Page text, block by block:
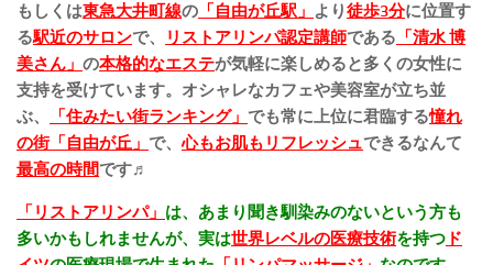
もしくは東急大井町線の 「自由が丘駅」 より徒歩3分に位置す
る駅近のサロンで、 リストアリンパ認定講師である 「清水 博
美さん」 の本格的なエステが気軽に楽しめると多くの女性に
支持を受けています。 オシャレなカフェや美容室が立ち並
ぶ、
「住みたい街ランキング」 でも常に上位に君臨する憧れ
の街「自由が丘」 で、心もお肌もリフレッシュできるなんて
最高の時間です♬
「リストアリンパ」 は、あまり聞き馴染みのないという方も
多いかもしれませんが、実は世界レベルの医療技術を持つ ド